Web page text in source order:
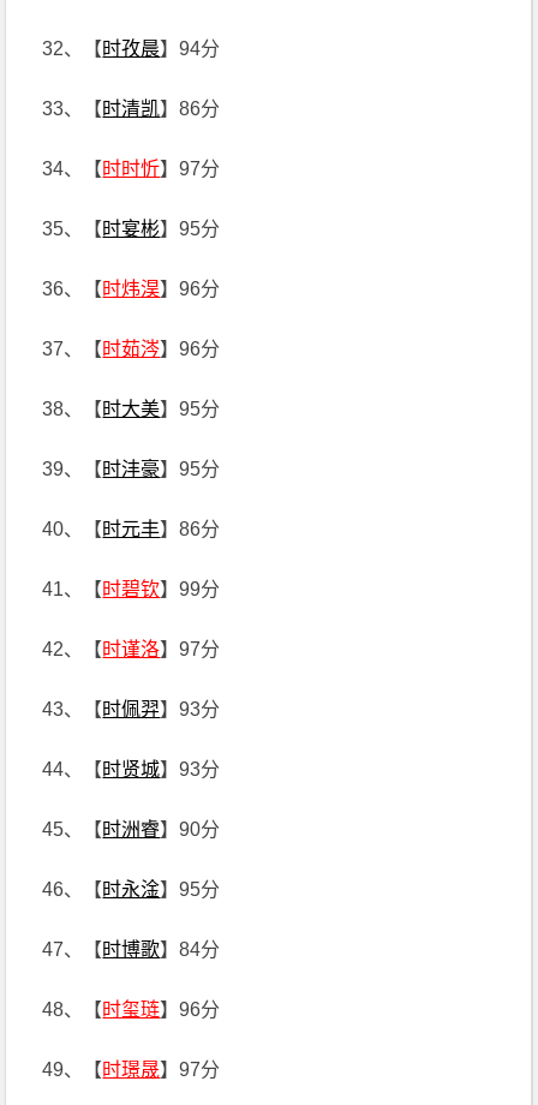
32、【时孜晨】94分
33、【时清凯】86分
34、【时时忻】97分
35、【时宴彬】95分
36、【时炜淏】96分
37、【时茹涔】96分
38、【时大美】95分
39、【时沣豪】95分
40、【时元丰】86分
41、【时碧钦】99分
42、【时谨洛】97分
43、【时佩羿】93分
44、【时贤城】93分
45、【时洲睿】90分
46、【时永淦】95分
47、【时博歌】84分
48、【时玺琏】96分
49、【时璟晟】97分